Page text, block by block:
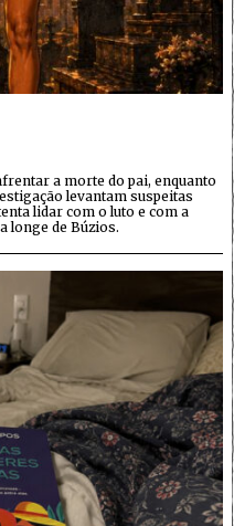
a morte do pai, enquanto
levantam suspeitas
lidar com o luto e com a
longe de Búzios.